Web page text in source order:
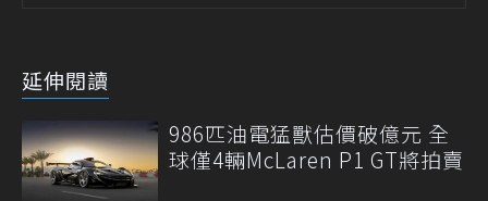
延伸閱讀
986匹油電猛獸估價破億元 全
球僅4輛McLaren P1 GT將拍賣